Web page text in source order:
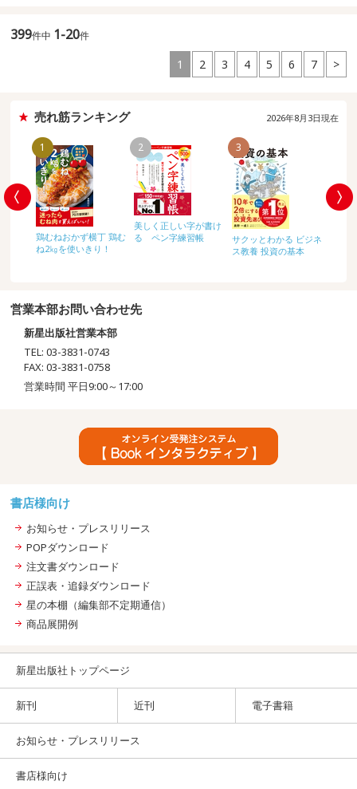
399件中 1-20件
1 2 3 4 5 6 7 >
売れ筋ランキング 2026年8月3日現在
鶏むねおかず横丁 鶏む
ね2㎏を使いきり！
1
美しく正しい字が書け
る ペン字練習帳
2
サクッとわかる ビジネ
ス教養 投資の基本
3
営業本部お問い合わせ先
新星出版社営業本部
TEL: 03-3831-0743
FAX: 03-3831-0758
営業時間 平日9:00～17:00
書店様向け
お知らせ・プレスリリース
POPダウンロード
注文書ダウンロード
正誤表・追録ダウンロード
星の本棚（編集部不定期通信）
商品展開例
新星出版社トップページ
新刊 近刊 電子書籍
お知らせ・プレスリリース
書店様向け